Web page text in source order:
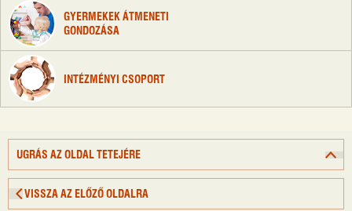
GYERMEKEK ÁTMENETI
GONDOZÁSA
INTÉZMÉNYI CSOPORT
UGRÁS AZ OLDAL TETEJÉRE
VISSZA AZ ELŐZŐ OLDALRA